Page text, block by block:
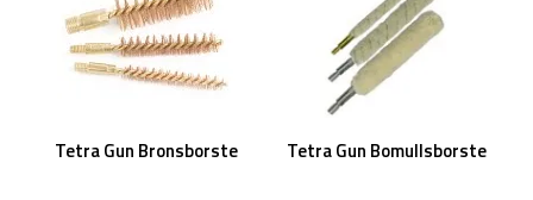
Tetra Gun Bronsborste Tetra Gun Bomullsborste